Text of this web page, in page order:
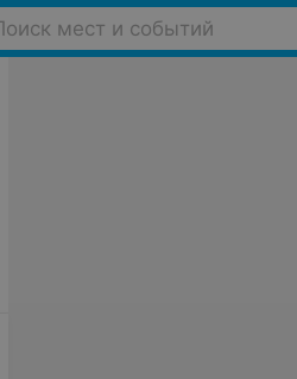
мест и событий